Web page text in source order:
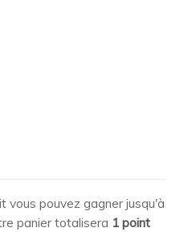
vous pouvez gagner jusqu'à
panier totalisera 1 point